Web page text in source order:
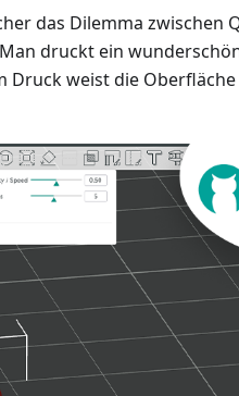
das Dilemma zwischen
druckt ein
Druck weist die